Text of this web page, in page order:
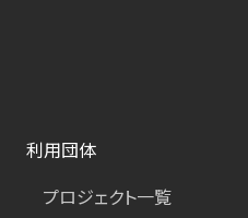
利用団体
プロジェクト一覧